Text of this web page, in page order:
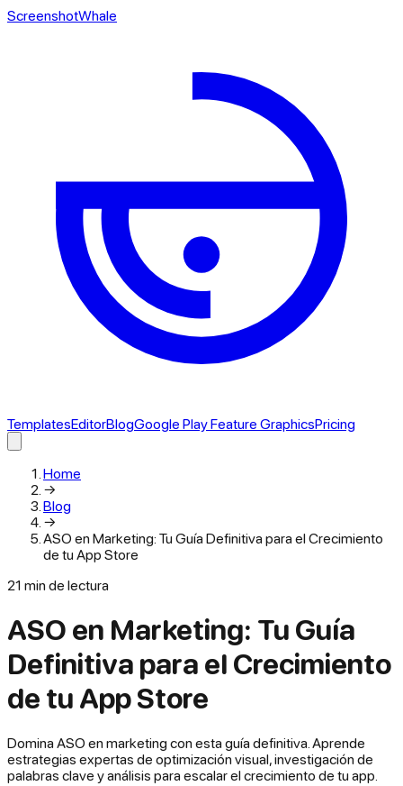
ScreenshotWhale
TemplatesEditorBlogGoogle Play Feature GraphicsPricing
Home
→
Blog
→
ASO en Marketing: Tu Guía Definitiva para el Crecimiento
de tu App Store
21 min de lectura
ASO en Marketing: Tu Guía
Definitiva para el Crecimiento
de tu App Store
Domina ASO en marketing con esta guía definitiva. Aprende
estrategias expertas de optimización visual, investigación de
palabras clave y análisis para escalar el crecimiento de tu app.